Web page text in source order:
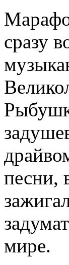
сразу
песни,
мире.